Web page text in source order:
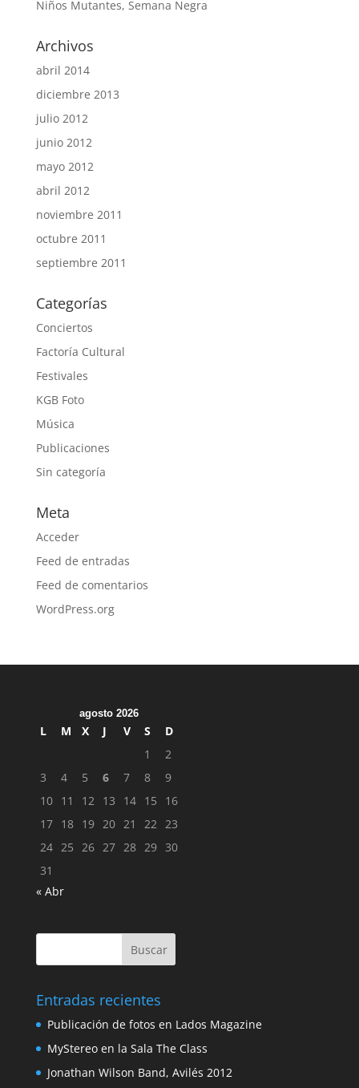
Niños Mutantes, Semana Negra
Archivos
abril 2014
diciembre 2013
julio 2012
junio 2012
mayo 2012
abril 2012
noviembre 2011
octubre 2011
septiembre 2011
Categorías
Conciertos
Factoría Cultural
Festivales
KGB Foto
Música
Publicaciones
Sin categoría
Meta
Acceder
Feed de entradas
Feed de comentarios
WordPress.org
agosto 2026
L M X J V S
D
1
2
3
4 5 6 7 8
9
10 11 12 13 14 15
16
17 18 19 20 21 22 23
24 25 26 27 28 29 30
31
« Abr
Entradas recientes
Publicación de fotos en Lados Magazine
MyStereo en la Sala The Class
Jonathan Wilson Band, Avilés 2012